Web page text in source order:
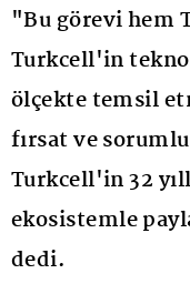
"Bu görevi hem
Turkcell'in
ölçekte temsil
fırsat ve
Turkcell'in 32
ekosistemle
dedi.